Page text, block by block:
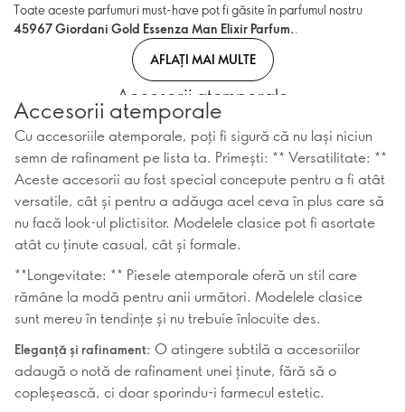
Toate aceste parfumuri must-have pot fi găsite în parfumul nostru
45967 Giordani Gold Essenza Man Elixir Parfum..
AFLAȚI MAI MULTE
Accesorii atemporale
Accesorii atemporale
Cu accesoriile atemporale, poți fi sigură că nu lași niciun
semn de rafinament pe lista ta. Primești: ** Versatilitate: **
Aceste accesorii au fost special concepute pentru a fi atât
versatile, cât și pentru a adăuga acel ceva în plus care să
nu facă look-ul plictisitor. Modelele clasice pot fi asortate
atât cu ținute casual, cât și formale.
**Longevitate: ** Piesele atemporale oferă un stil care
rămâne la modă pentru anii următori. Modelele clasice
sunt mereu în tendințe și nu trebuie înlocuite des.
Eleganță și rafinament: O atingere subtilă a accesoriilor
adaugă o notă de rafinament unei ținute, fără să o
copleșească, ci doar sporindu-i farmecul estetic.